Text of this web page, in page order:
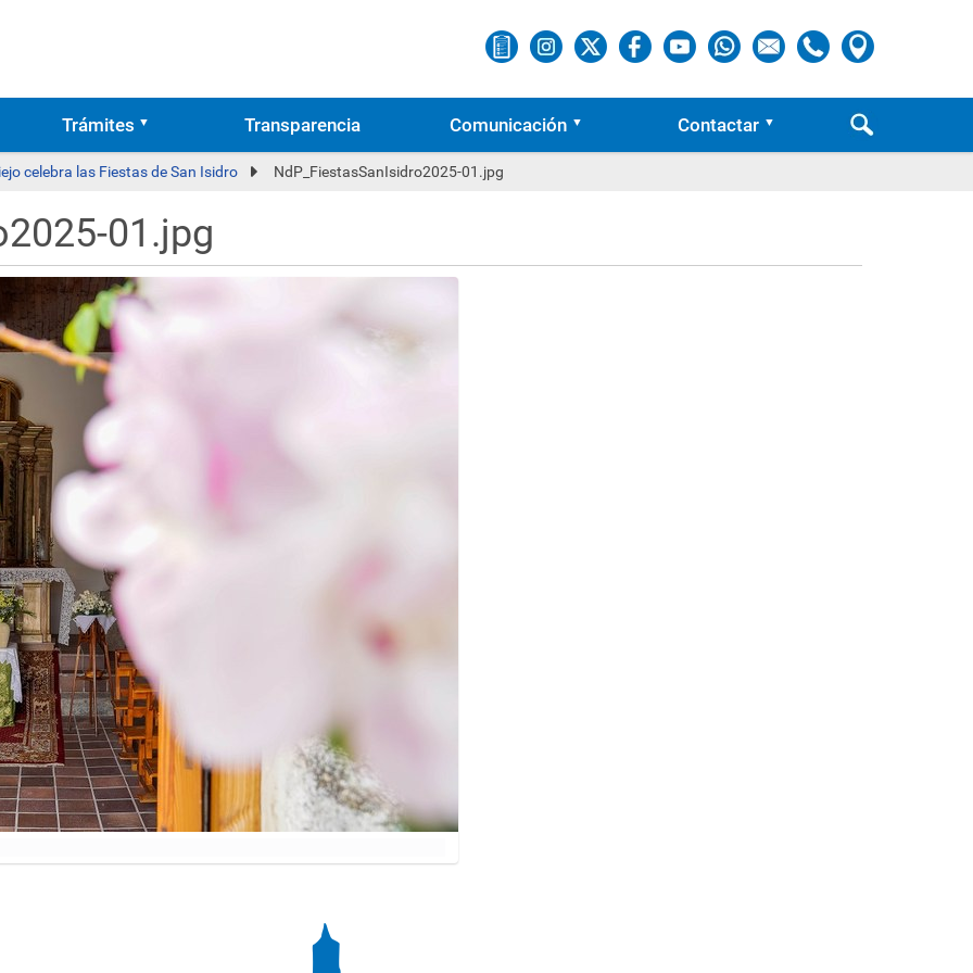
Trámites Transparencia Comunicación Contactar
celebra las Fiestas de San Isidro NdP_FiestasSanIsidro2025-01.jpg
01.jpg